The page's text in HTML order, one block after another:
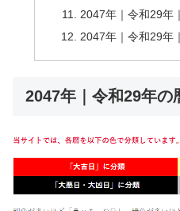
2047年｜令和29年
2047年｜令和29年
2047年｜令和29年の